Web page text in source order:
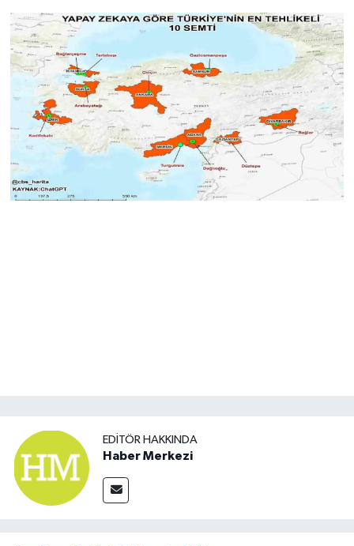
EDITÖR HAKKINDA
Haber Merkezi